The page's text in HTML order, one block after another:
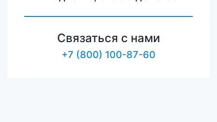
Связаться с нами
+7 (800) 100-87-60